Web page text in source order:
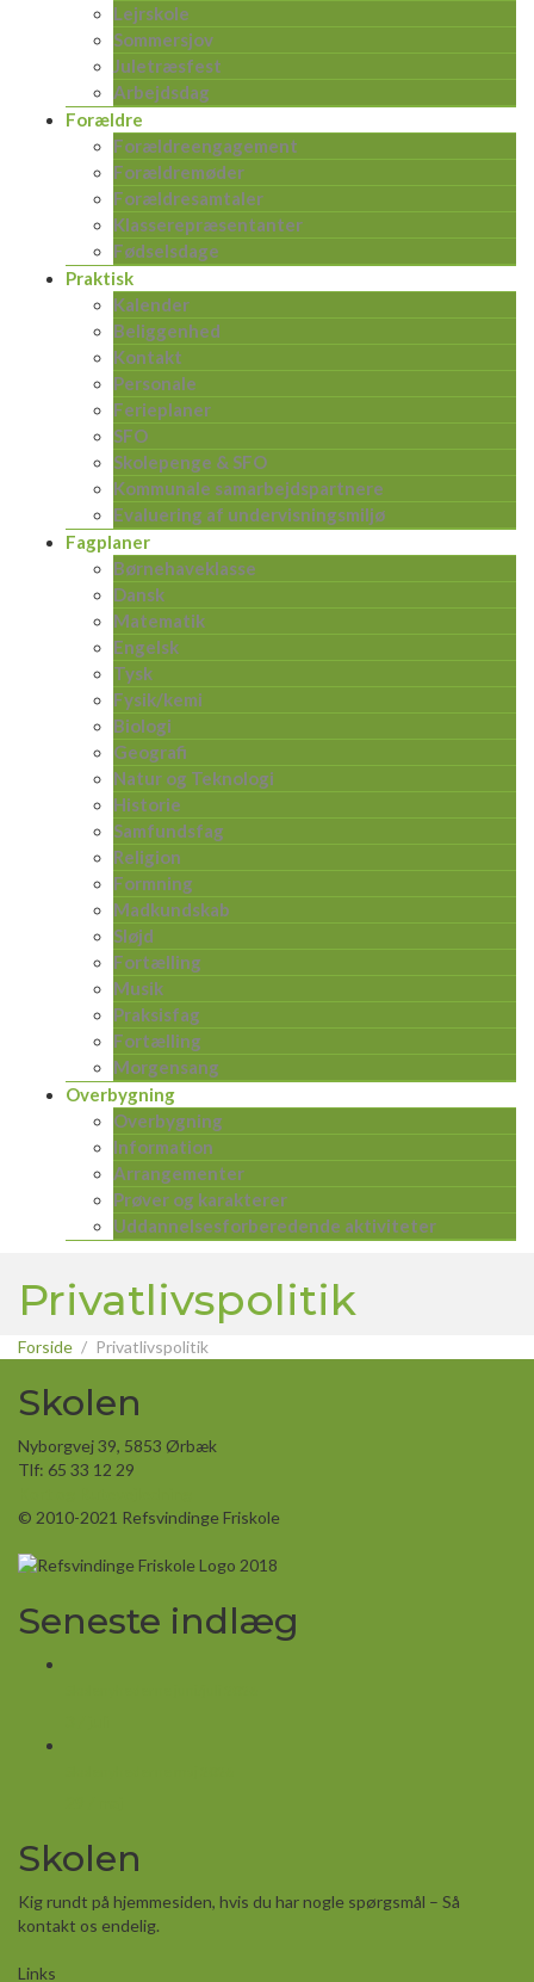
Lejrskole
Sommersjov
Juletræsfest
Arbejdsdag
Forældre
Forældreengagement
Forældremøder
Forældresamtaler
Klasserepræsentanter
Fødselsdage
Praktisk
Kalender
Beliggenhed
Kontakt
Personale
Ferieplaner
SFO
Skolepenge & SFO
Kommunale samarbejdspartnere
Evaluering af undervisningsmiljø
Fagplaner
Børnehaveklasse
Dansk
Matematik
Engelsk
Tysk
Fysik/kemi
Biologi
Geografi
Natur og Teknologi
Historie
Samfundsfag
Religion
Formning
Madkundskab
Sløjd
Fortælling
Musik
Praksisfag
Fortælling
Morgensang
Overbygning
Overbygning
Information
Arrangementer
Prøver og karakterer
Uddannelsesforberedende aktiviteter
Privatlivspolitik
Forside Privatlivspolitik
Skolen
Nyborgvej 39, 5853 Ørbæk
Tlf: 65 33 12 29
© 2010-2021 Refsvindinge Friskole
Seneste indlæg
Skolen
Kig rundt på hjemmesiden, hvis du har nogle spørgsmål – Så
kontakt os endelig.
Links